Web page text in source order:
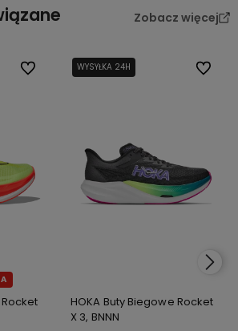
Zobacz więcej
Do ulubionychWYSYŁKA 24H
HOKA Buty Biegowe Rocket
X 3, BNNN
Do